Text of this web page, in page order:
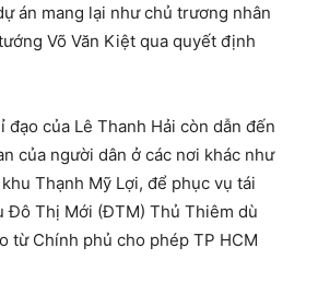
án mang lại như chủ trương nhân
Võ Văn Kiệt qua quyết định
của Lê Thanh Hải còn dẫn đến
của người dân ở các nơi khác như
Thạnh Mỹ Lợi, để phục vụ tái
Đô Thị Mới (ĐTM) Thủ Thiêm dù
từ Chính phủ cho phép TP HCM